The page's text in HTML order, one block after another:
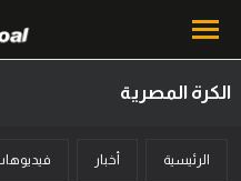
الكرة المصرية
الرئيسية أخبار